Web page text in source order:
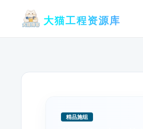
大猫工程资源库
精品施组